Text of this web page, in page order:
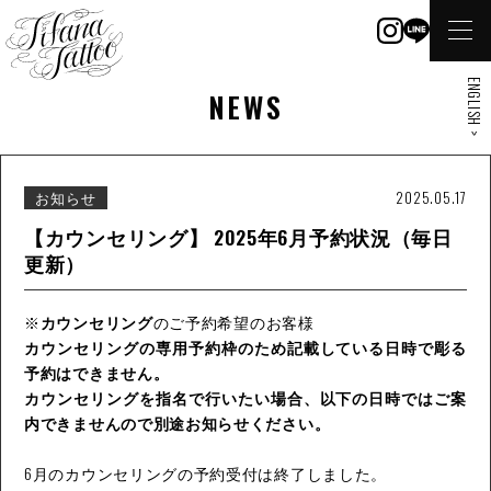
NEWS
お知らせ 2025.05.17
【カウンセリング】 2025年6月予約状況（毎日
更新）
※カウンセリングのご予約希望のお客様
カウンセリングの専用予約枠のため記載している日時で彫る
予約はできません。
カウンセリングを指名で行いたい場合、以下の日時ではご案
内できませんので別途お知らせください。
6月のカウンセリングの予約受付は終了しました。
ENGLISH >